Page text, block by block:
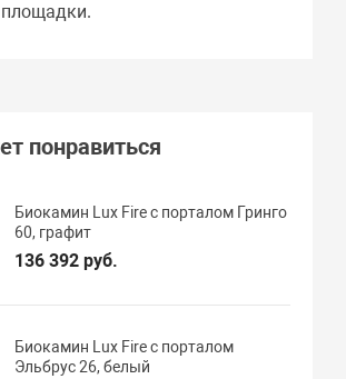
понравиться
Биокамин Lux Fire с порталом Гринго
60, графит
136 392 руб.
Биокамин Lux Fire с порталом
Эльбрус 26, белый